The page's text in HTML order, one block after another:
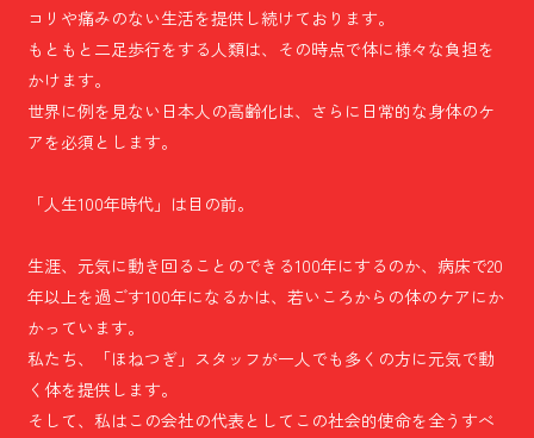
コリや痛みのない生活を提供し続けております。
もともと二足歩行をする人類は、その時点で体に様々な負担を
かけます。
世界に例を見ない日本人の高齢化は、さらに日常的な身体のケ
アを必須とします。
「人生100年時代」は目の前。
生涯、元気に動き回ることのできる100年にするのか、病床で20
年以上を過ごす100年になるかは、若いころからの体のケアにか
かっています。
私たち、「ほねつぎ」スタッフが一人でも多くの方に元気で動
く体を提供します。
そして、私はこの会社の代表としてこの社会的使命を全うすべ